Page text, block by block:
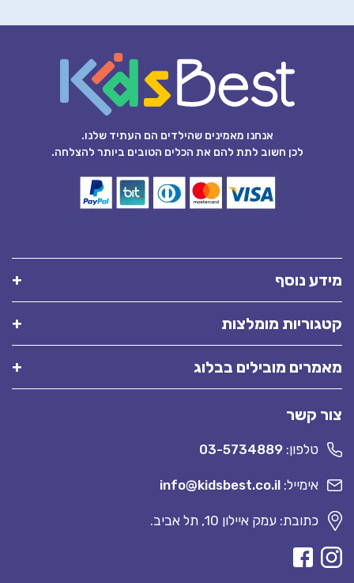
אנחנו מאמינים שהילדים הם העתיד שלנו.
לכן חשוב לתת להם את הכלים הטובים ביותר להצלחה.
מידע נוסף
קטגוריות מומלצות
מאמרים מובילים בבלוג
צור קשר
טלפון: 03-5734889
אימייל: info@kidsbest.co.il
כתובת: עמק איילון 10, תל אביב.